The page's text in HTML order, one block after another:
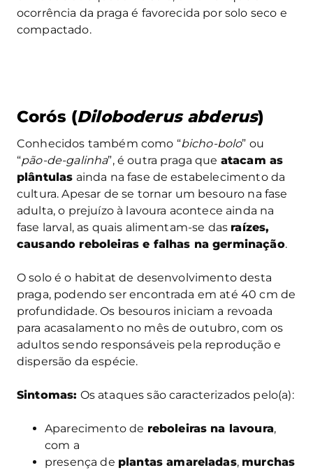
ocorrência da praga é favorecida por solo seco e
compactado.
Corós (Diloboderus abderus)
Conhecidos também como “bicho-bolo” ou
“pão-de-galinha”, é outra praga que atacam as
plântulas ainda na fase de estabelecimento da
cultura. Apesar de se tornar um besouro na fase
adulta, o prejuízo à lavoura acontece ainda na
fase larval, as quais alimentam-se das raízes,
causando reboleiras e falhas na germinação.
O solo é o habitat de desenvolvimento desta
praga, podendo ser encontrada em até 40 cm de
profundidade. Os besouros iniciam a revoada
para acasalamento no mês de outubro, com os
adultos sendo responsáveis pela reprodução e
dispersão da espécie.
Sintomas: Os ataques são caracterizados pelo(a):
Aparecimento de reboleiras na lavoura,
com a
presença de plantas amareladas, murchas